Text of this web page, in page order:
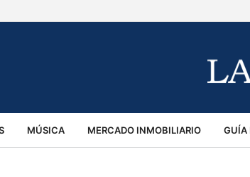
MÚSICA MERCADO INMOBILIARIO GUÍA